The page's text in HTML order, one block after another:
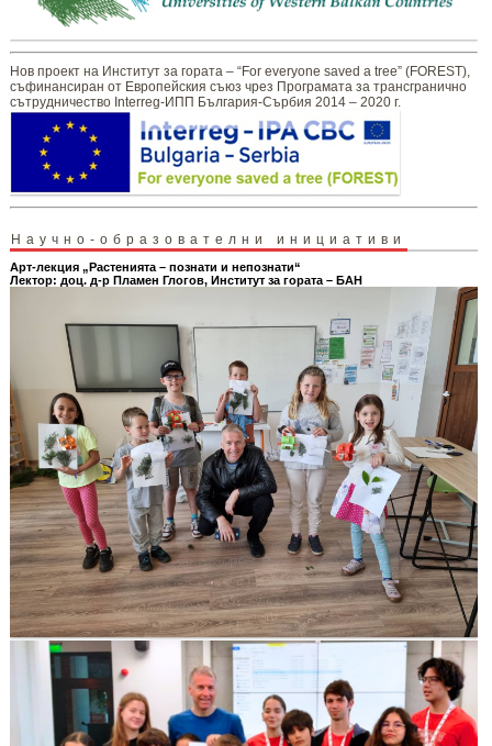
Нов проект на Институт за гората – “For everyone saved a tree” (FOREST),
съфинансиран от Европейския съюз чрез Програмата за трансгранично
сътрудничество Interreg-ИПП България-Сърбия 2014 – 2020 г.
Научно-образователни инициативи
Арт-лекция „Растенията – познати и непознати“
Лектор: доц. д-р Пламен Глогов, Институт за гората – БАН